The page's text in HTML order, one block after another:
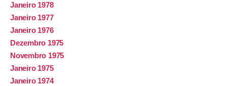
Janeiro 1978
Janeiro 1977
Janeiro 1976
Dezembro 1975
Novembro 1975
Janeiro 1975
Janeiro 1974